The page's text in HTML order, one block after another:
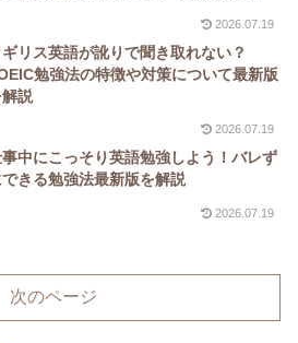
2026.07.19
ギリス英語が訛りで聞き取れない？
勉強法の特徴や対策について最新版
解説
2026.07.19
中にこっそり英語勉強しよう！バレず
できる勉強法最新版を解説
2026.07.19
次のページ